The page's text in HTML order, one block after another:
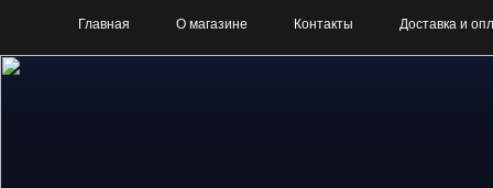
Главная О магазине Контакты Доставка и